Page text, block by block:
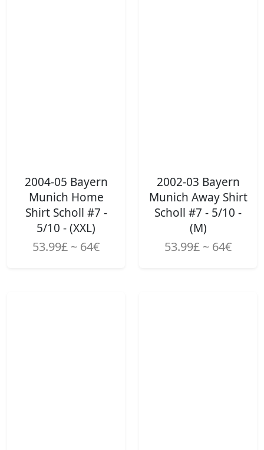
2004-05 Bayern
Munich Home
Shirt Scholl #7 -
5/10 - (XXL)
53.99£ ~ 64€
2002-03 Bayern
Munich Away Shirt
Scholl #7 - 5/10 -
(M)
53.99£ ~ 64€